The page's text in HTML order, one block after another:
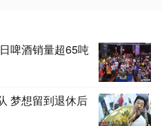
啤酒销量超65吨
梦想留到退休后